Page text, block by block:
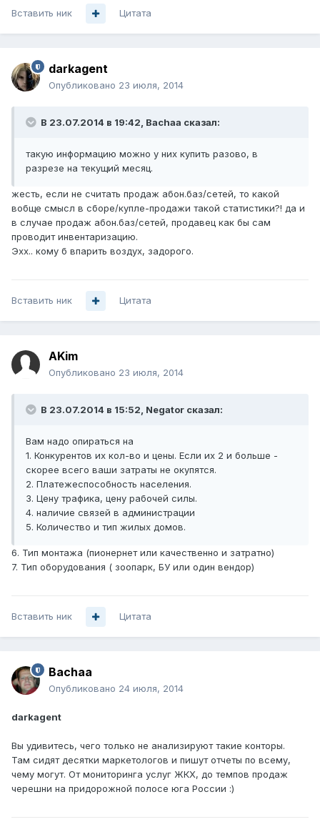
Вставить ник Цитата
darkagent
Опубликовано 23 июля, 2014
В 23.07.2014 в 19:42, Bachaa сказал:
такую информацию можно у них купить разово, в
разрезе на текущий месяц.
жесть, если не считать продаж абон.баз/сетей, то какой
вобще смысл в сборе/купле-продажи такой статистики?! да и
в случае продаж абон.баз/сетей, продавец как бы сам
проводит инвентаризацию.
Эхх.. кому б впарить воздух, задорого.
Вставить ник Цитата
AKim
Опубликовано 23 июля, 2014
В 23.07.2014 в 15:52, Negator сказал:
Вам надо опираться на
1. Конкурентов их кол-во и цены. Если их 2 и больше -
скорее всего ваши затраты не окупятся.
2. Платежеспособность населения.
3. Цену трафика, цену рабочей силы.
4. наличие связей в администрации
5. Количество и тип жилых домов.
6. Тип монтажа (пионернет или качественно и затратно)
7. Тип оборудования ( зоопарк, БУ или один вендор)
Вставить ник Цитата
Bachaa
Опубликовано 24 июля, 2014
darkagent
Вы удивитесь, чего только не анализируют такие конторы.
Там сидят десятки маркетологов и пишут отчеты по всему,
чему могут. От мониторинга услуг ЖКХ, до темпов продаж
черешни на придорожной полосе юга России :)